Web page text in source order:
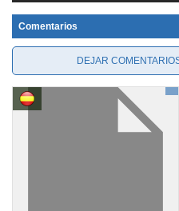
Comentarios
DEJAR